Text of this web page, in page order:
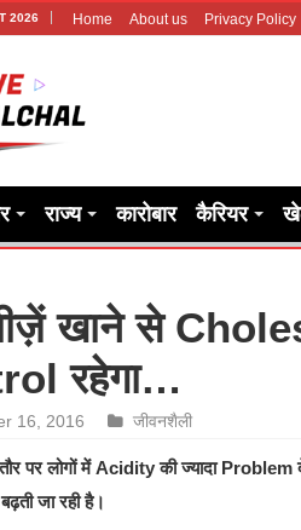
2026 Home About us Privacy Policy
राज्य कारोबार कैरियर
खाने से
रहेगा…
16, 2016 जीवनशैली
पर लोगों में Acidity की ज्यादा
जा रही है।